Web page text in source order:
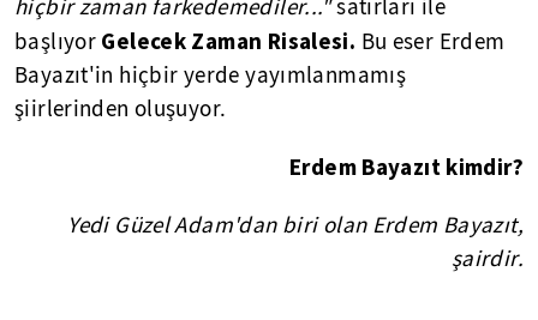
hiçbir zaman farkedemediler..."satırları ile
başlıyor Gelecek Zaman Risalesi. Bu eser Erdem
Bayazıt'in hiçbir yerde yayımlanmamış
şiirlerinden oluşuyor.
Erdem Bayazıt kimdir?
Yedi Güzel Adam'dan biri olan Erdem Bayazıt,
şairdir.